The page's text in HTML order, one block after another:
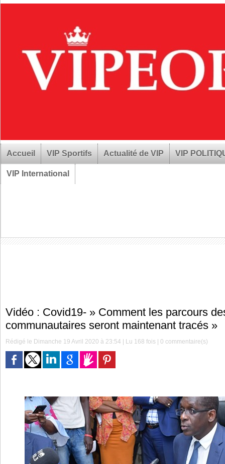
Accueil VIP Sportifs Actualité de VIP VIP
VIP International
Vidéo : Covid19- » Comment les parcours
communautaires seront maintenant tracés »
Rédigé le Dimanche 19 Avril 2020 à 23:54 | Lu 168 fois |0 commentaire(s)